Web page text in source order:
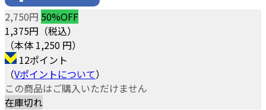
2,750円 50%OFF
1,375円（税込）
（本体 1,250 円）
12ポイント
（Vポイントについて）
この商品はご購入いただけません
在庫切れ